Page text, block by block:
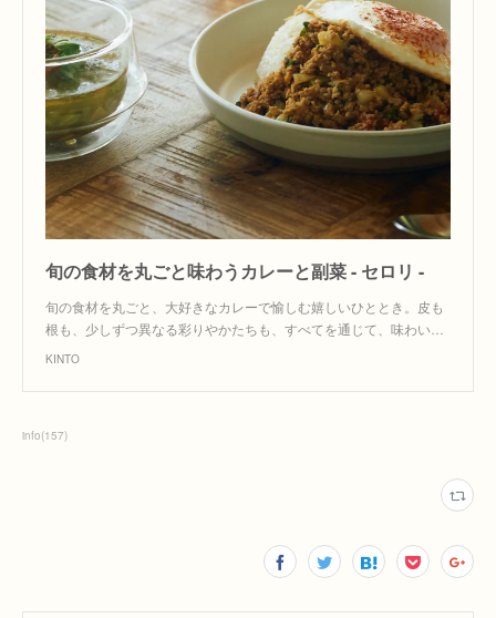
旬の食材を丸ごと味わうカレーと副菜 - セロリ -
旬の食材を丸ごと、大好きなカレーで愉しむ嬉しいひととき。皮も
根も、少しずつ異なる彩りやかたちも、すべてを通じて、味わい…
KINTO
info(157)